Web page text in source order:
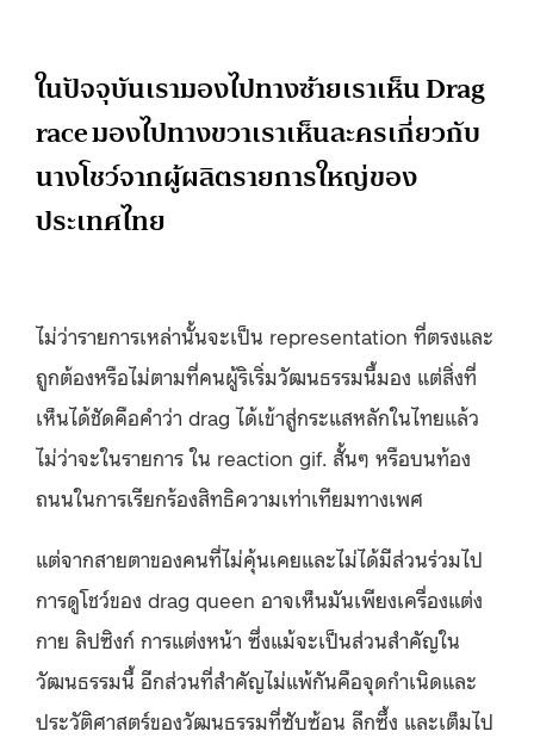
ในปัจจุบันเรามองไปทางซ้ายเราเห็น Drag
race มองไปทางขวาเราเห็นละครเกี่ยวกับ
นางโชว์จากผู้ผลิตรายการใหญ่ของ
ประเทศไทย
ไม่ว่ารายการเหล่านั้นจะเป็น representation ที่ตรงและ
ถูกต้องหรือไม่ตามที่คนผู้ริเริ่มวัฒนธรรมนี้มอง แต่สิ่งที่
เห็นได้ชัดคือคำว่า drag ได้เข้าสู่กระแสหลักในไทยแล้ว
ไม่ว่าจะในรายการ ใน reaction gif. สั้นๆ หรือบนท้อง
ถนนในการเรียกร้องสิทธิความเท่าเทียมทางเพศ
แต่จากสายตาของคนที่ไม่คุ้นเคยและไม่ได้มีส่วนร่วมไป
การดูโชว์ของ drag queen อาจเห็นมันเพียงเครื่องแต่ง
กาย ลิปซิงก์ การแต่งหน้า ซึ่งแม้จะเป็นส่วนสำคัญใน
วัฒนธรรมนี้ อีกส่วนที่สำคัญไม่แพ้กันคือจุดกำเนิดและ
ประวัติศาสตร์ของวัฒนธรรมที่ซับซ้อน ลึกซึ้ง และเต็มไป